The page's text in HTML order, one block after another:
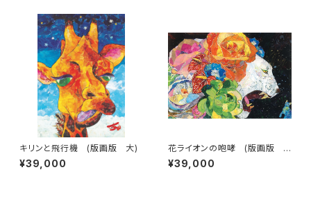
キリンと飛行機 (版画版 大)
¥39,000
花ライオンの咆哮 (版画版
大)
¥39,000